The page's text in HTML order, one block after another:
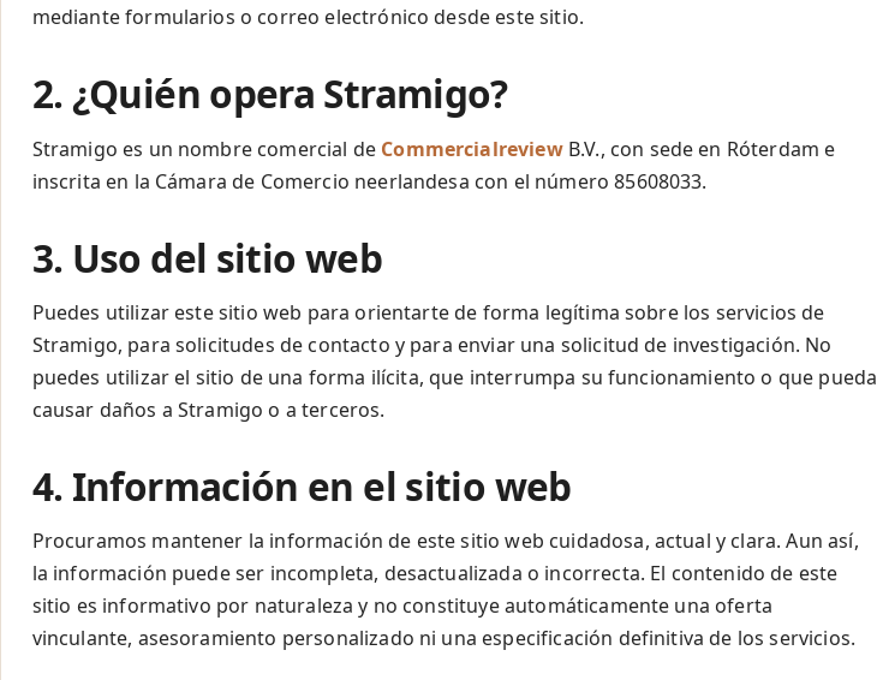
mediante formularios o correo electrónico desde este sitio.
2. ¿Quién opera Stramigo?
Stramigo es un nombre comercial de CommercialreviewB.V., con sede en Róterdam e
inscrita en la Cámara de Comercio neerlandesa con el número 85608033.
3. Uso del sitio web
Puedes utilizar este sitio web para orientarte de forma legítima sobre los servicios de
Stramigo, para solicitudes de contacto y para enviar una solicitud de investigación. No
puedes utilizar el sitio de una forma ilícita, que interrumpa su funcionamiento o que pueda
causar daños a Stramigo o a terceros.
4. Información en el sitio web
Procuramos mantener la información de este sitio web cuidadosa, actual y clara. Aun así,
la información puede ser incompleta, desactualizada o incorrecta. El contenido de este
sitio es informativo por naturaleza y no constituye automáticamente una oferta
vinculante, asesoramiento personalizado ni una especificación definitiva de los servicios.